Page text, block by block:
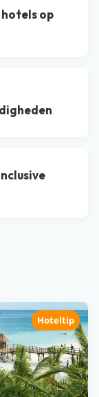
op
Hoteltip